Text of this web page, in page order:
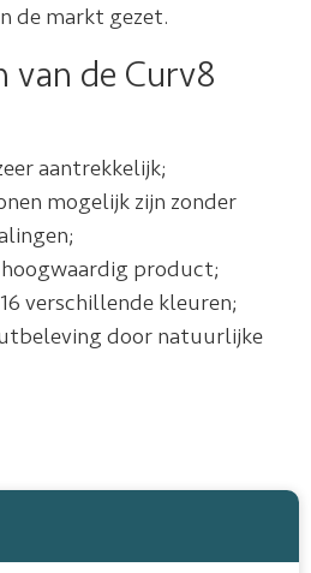
de markt gezet.
van de Curv8
aantrekkelijk;
mogelijk zijn zonder
product;
verschillende kleuren;
door natuurlijke